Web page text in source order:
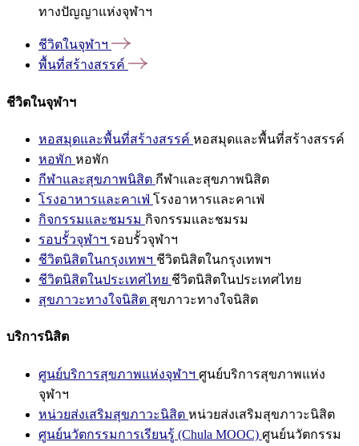
ทางปัญญาแห่งจุฬาฯ
ชีวิตในจุฬาฯ
พื้นที่สร้างสรรค์
ชีวิตในจุฬาฯ
หอสมุดและพื้นที่สร้างสรรค์ หอสมุดและพื้นที่สร้างสรรค์
หอพัก หอพัก
กีฬาและสุขภาพนิสิต กีฬาและสุขภาพนิสิต
โรงอาหารและคาเฟ่ โรงอาหารและคาเฟ่
กิจกรรมและชมรม กิจกรรมและชมรม
รอบรั้วจุฬาฯ รอบรั้วจุฬาฯ
ชีวิตนิสิตในกรุงเทพฯ ชีวิตนิสิตในกรุงเทพฯ
ชีวิตนิสิตในประเทศไทย ชีวิตนิสิตในประเทศไทย
สุขภาวะทางใจนิสิต สุขภาวะทางใจนิสิต
บริการนิสิต
ศูนย์บริการสุขภาพแห่งจุฬาฯ ศูนย์บริการสุขภาพแห่ง
จุฬาฯ
หน่วยส่งเสริมสุขภาวะนิสิต หน่วยส่งเสริมสุขภาวะนิสิต
ศูนย์นวัตกรรมการเรียนรู้ (Chula MOOC) ศูนย์นวัตกรรม